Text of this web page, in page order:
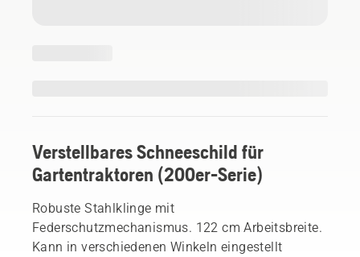
Verstellbares Schneeschild für
Gartentraktoren (200er-Serie)
Robuste Stahlklinge mit
Federschutzmechanismus. 122 cm Arbeitsbreite.
Kann in verschiedenen Winkeln eingestellt